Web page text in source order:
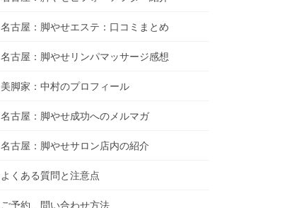
名古屋：脚やせエステ：口コミまとめ
名古屋：脚やせリンパマッサージ感想
美脚家：中村のプロフィール
名古屋：脚やせ成功へのメルマガ
名古屋：脚やせサロン店内の紹介
よくある質問と注意点
ご予約、問い合わせ方法